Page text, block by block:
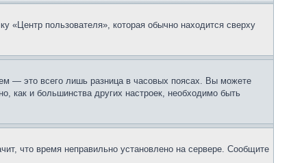
«Центр пользователя», которая обычно находится сверху
— это всего лишь разница в часовых поясах. Вы можете
как и большинства других настроек, необходимо быть
что время неправильно установлено на сервере. Сообщите